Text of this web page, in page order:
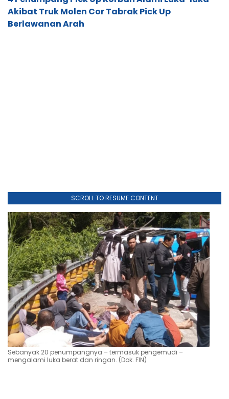
Sebanyak 20 penumpangnya – termasuk pengemudi –
mengalami luka berat dan ringan. (Dok. FIN)